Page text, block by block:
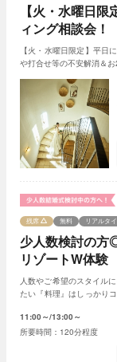
【火・水曜日
ィング相談会！
【火・水曜日限定】平
や打合せ等の不安解消＆
少人数検討の方
リゾートW体験
残席 無料 リアルタ
人数やご希望のスタイル
たい『料理』はしっかり
11:00～ 13:00～
120分程度